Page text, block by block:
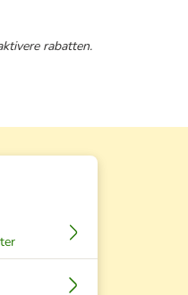
rabatten.